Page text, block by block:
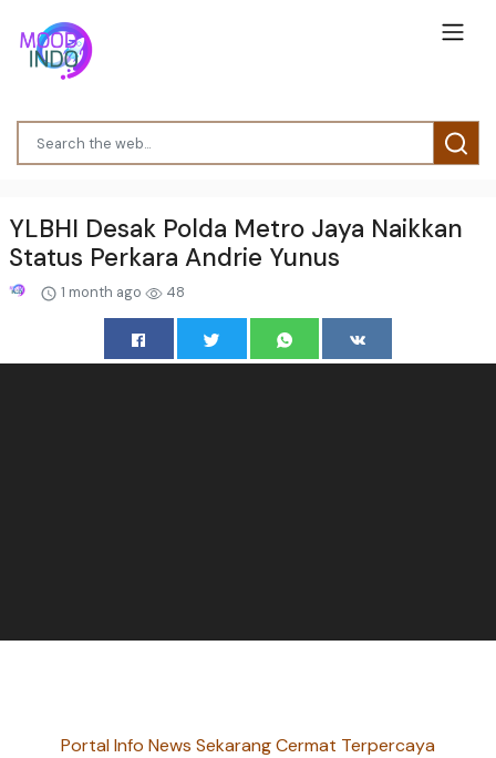
YLBHI Desak Polda Metro Jaya Naikkan
Status Perkara Andrie Yunus
1 month ago 48
Portal Info News Sekarang Cermat Terpercaya